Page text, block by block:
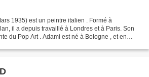
1935) est un peintre italien . Formé à
il a depuis travaillé à Londres et à Paris. Son
du Pop Art . Adami est né à Bologne , et en